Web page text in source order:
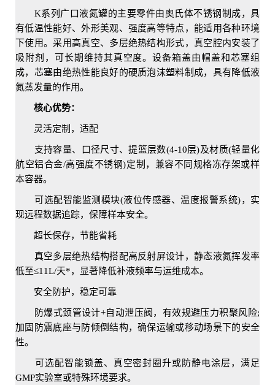
K系列广口液氮罐的主要零件由奥氏体不锈钢制成，具
有低温性能好、外形美观、强度高等特点，能适用各种环境
下使用。采用高真空、多层绝热结构形式，真空腔内安装了
吸附剂，可长期维持其真空度。设备箱盖由帽盖和芯塞组
成，芯塞由绝热性能良好的硬质泡沫塑料制成，具有降低液
氮蒸发量的作用。
核心优势：
灵活定制，适配
支持容量、口径尺寸、提篮层数(4-10层)及材质(轻量化
航空铝合金/高强度不锈钢)定制，兼容不同规格冻存架或样
本容器。
可选配智能监测模块(液位传感器、温度报警系统)，实
现远程数据追踪，保障样本安全。
超长保存，节能省耗
真空多层绝热结构搭配高反射屏设计，静态液氮挥发率
低至≤11L/天*，显著降低补液频率与运维成本。
安全防护，稳定可靠
防爆式颈管设计+自动泄压阀，有效规避压力积聚风险;
加固防震底座与防倾倒结构，确保运输或移动场景下的安全
性。
可选配智能锁盖、真空密封圈升或防静电涂层，满足
GMP实验室或特殊环境要求。